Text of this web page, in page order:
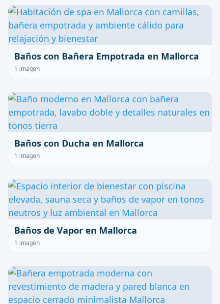
Baños con Bañera Empotrada en Mallorca
1 imagen
Baños con Ducha en Mallorca
1 imagen
Baños de Vapor en Mallorca
1 imagen